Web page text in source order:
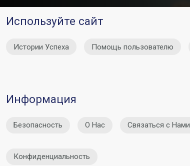
Используйте сайт
Истории Успеха Помощь пользователю
Информация
Безопасность О Нас Связаться с Нами
Конфиденциальность